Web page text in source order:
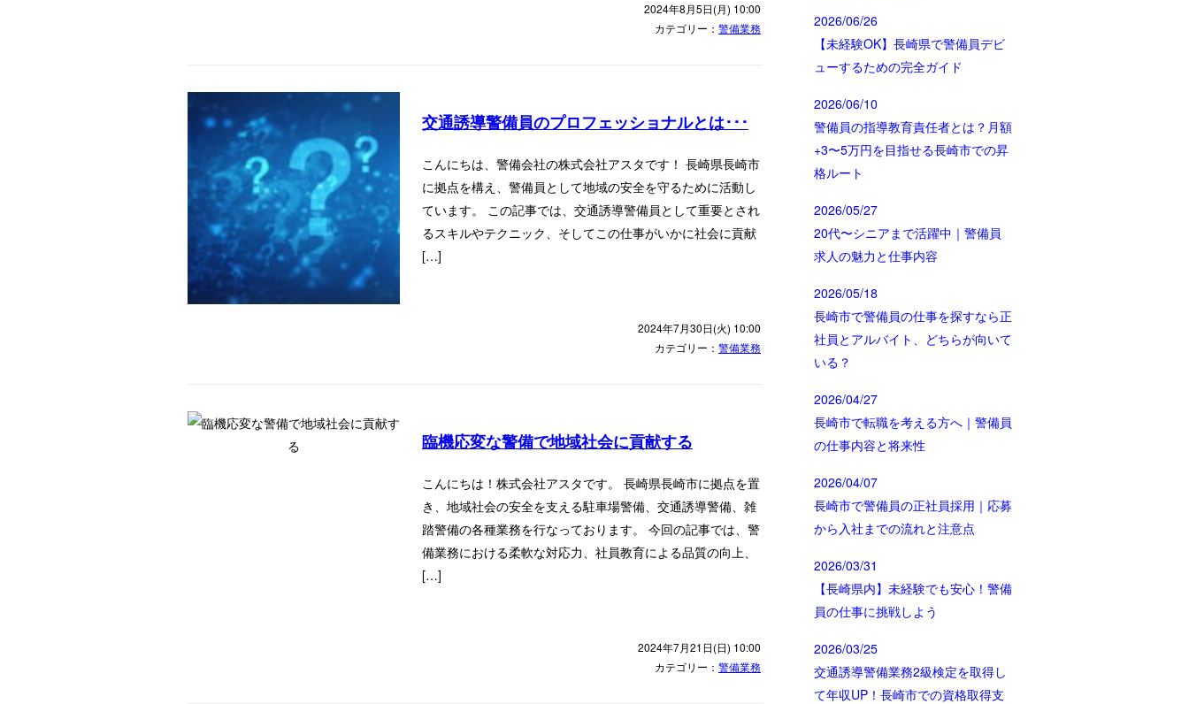
2024年8月5日(月) 10:00
カテゴリー： 警備業務
交通誘導警備員のプロフェッショナルとは･･･
こんにちは、警備会社の株式会社アスタです！ 長崎県長崎市
に拠点を構え、警備員として地域の安全を守るために活動し
ています。 この記事では、交通誘導警備員として重要とされ
るスキルやテクニック、そしてこの仕事がいかに社会に貢献
[…]
2024年7月30日(火) 10:00
カテゴリー： 警備業務
臨機応変な警備で地域社会に貢献する
こんにちは！株式会社アスタです。 長崎県長崎市に拠点を置
き、地域社会の安全を支える駐車場警備、交通誘導警備、雑
踏警備の各種業務を行なっております。 今回の記事では、警
備業務における柔軟な対応力、社員教育による品質の向上、
[…]
2024年7月21日(日) 10:00
カテゴリー： 警備業務
2026/06/26
【未経験OK】長崎県で警備員デビ
ューするための完全ガイド
2026/06/10
警備員の指導教育責任者とは？月額
+3〜5万円を目指せる長崎市での昇
格ルート
2026/05/27
20代〜シニアまで活躍中｜警備員
求人の魅力と仕事内容
2026/05/18
長崎市で警備員の仕事を探すなら正
社員とアルバイト、どちらが向いて
いる？
2026/04/27
長崎市で転職を考える方へ｜警備員
の仕事内容と将来性
2026/04/07
長崎市で警備員の正社員採用｜応募
から入社までの流れと注意点
2026/03/31
【長崎県内】未経験でも安心！警備
員の仕事に挑戦しよう
2026/03/25
交通誘導警備業務2級検定を取得し
て年収UP！長崎市での資格取得支